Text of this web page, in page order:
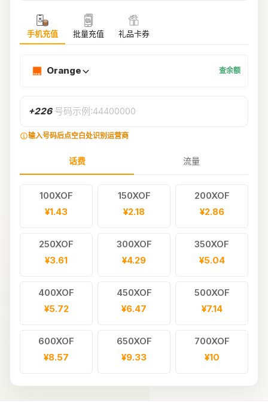
手机充值 批量充值 礼品卡券
Orange 查余额
+226 号码示例:44400000
输入号码后点空白处识别运营商
话费 流量
100XOF
¥1.43
150XOF
¥2.18
200XOF
¥2.86
250XOF
¥3.61
300XOF
¥4.29
350XOF
¥5.04
400XOF
¥5.72
450XOF
¥6.47
500XOF
¥7.14
600XOF
¥8.57
650XOF
¥9.33
700XOF
¥10